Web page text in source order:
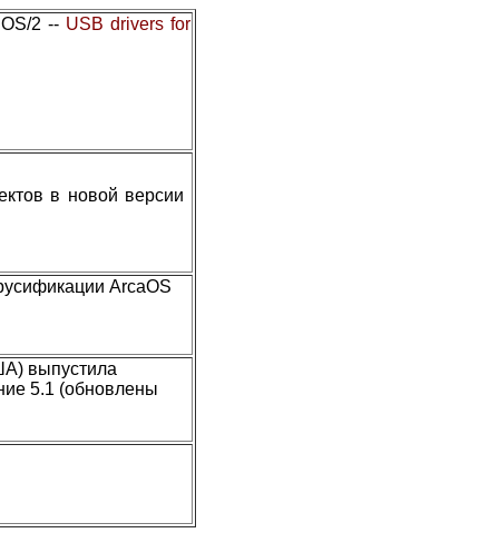
2 -- USB drivers for
в новой версии
ArcaOS
выпустила
5.1 (обновлены